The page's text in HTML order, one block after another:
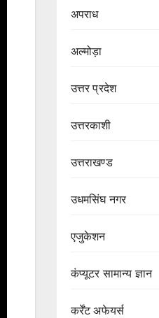
अपराध
अल्मोड़ा
उत्तर प्रदेश
उत्तरकाशी
उत्तराखण्ड
उधमसिंघ नगर
एजुकेशन
कंप्यूटर सामान्य ज्ञान
कर्रेंट अफेयर्स